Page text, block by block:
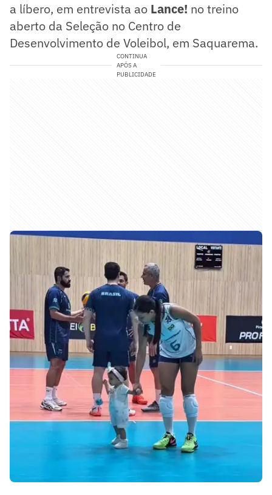
a líbero, em entrevista ao Lance! no treino
aberto da Seleção no Centro de
Desenvolvimento de Voleibol, em Saquarema.
CONTINUA
APÓS A
PUBLICIDADE